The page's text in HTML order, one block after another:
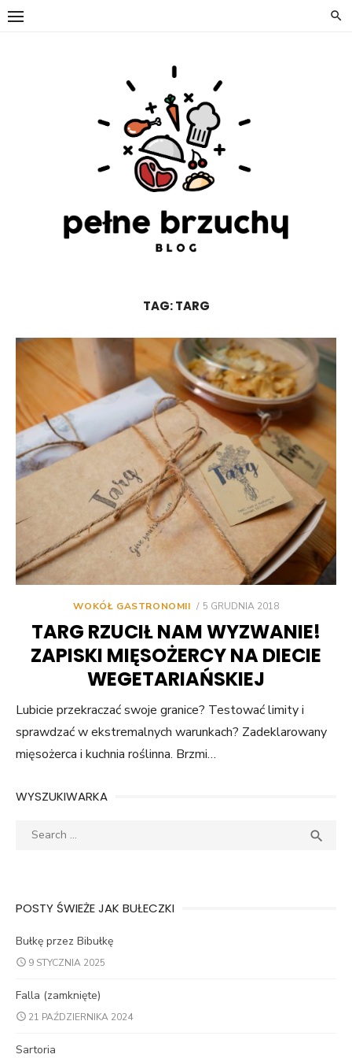
Skip
TAG:TARG
WOKÓŁ GASTRONOMII
POSTED
5 GRUDNIA 2018
TARG RZUCIŁ NAM WYZWANIE!
ZAPISKI MIĘSOŻERCY NA DIECIE
WEGETARIAŃSKIEJ
Lubicie przekraczać swoje granice? Testować limity i
sprawdzać w ekstremalnych warunkach? Zadeklarowany
mięsożerca i kuchnia roślinna. Brzmi…
WYSZUKIWARKA
Search

POSTY ŚWIEŻE JAK BUŁECZKI
Bułkę przez Bibułkę
9 STYCZNIA 2025
Falla (zamknięte)
21 PAŹDZIERNIKA 2024
Sartoria